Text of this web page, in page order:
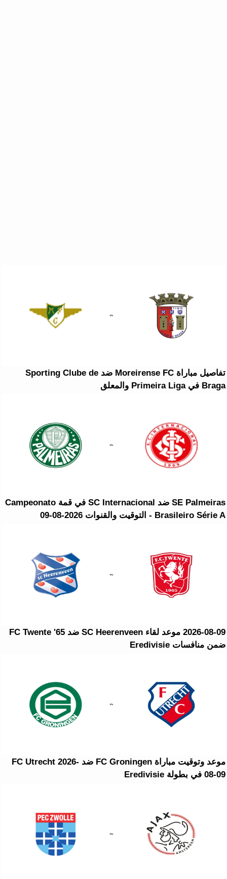
تفاصيل مباراة Moreirense FC ضد Sporting Clube de
Braga في Primeira Liga والمعلق
SE Palmeiras ضد SC Internacional في قمة Campeonato
Brasileiro Série A - التوقيت والقنوات 2026-08-09
2026-08-09 موعد لقاء SC Heerenveen ضد FC Twente '65
ضمن منافسات Eredivisie
موعد وتوقيت مباراة FC Groningen ضد FC Utrecht 2026-
08-09 في بطولة Eredivisie